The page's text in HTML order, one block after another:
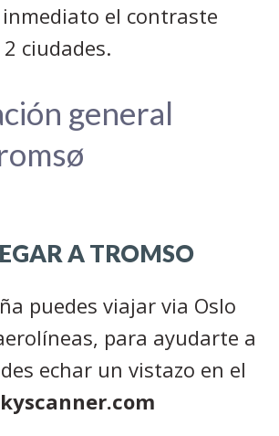
el contraste
ciudades.
general
ø
A TROMSO
puedes viajar via Oslo
para ayudarte a
echar un vistazo en el